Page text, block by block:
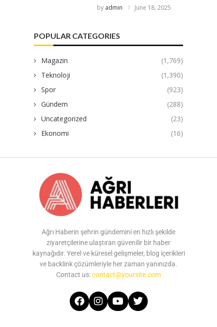
by admin June 18, 2025
POPULAR CATEGORIES
Magazin
(1,769)
Teknoloji
(1,390)
Spor
(923)
Gündem
(288)
Uncategorized
(23)
Ekonomi
(16)
Ağrı Haberin şehrin gündemini en hızlı şekilde
ziyaretçilerine ulaştıran güvenilir bir haber
kaynağıdır. Yerel ve küresel gelişmeler, blog içerikleri
ve backlink çözümleriyle her zaman yanınızda.
Contact us:contact@yoursite.com